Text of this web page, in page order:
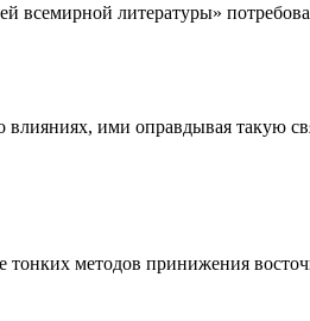
всемирной литературы»
ими оправдывая такую
тонких методов принижения